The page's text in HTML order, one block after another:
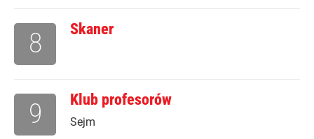
Skaner
8
Klub profesorów
Sejm
9